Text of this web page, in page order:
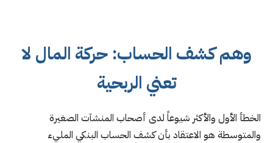
وهم كشف الحساب: حركة المال لا
تعني الربحية
الخطأ الأول والأكثر شيوعاً لدى أصحاب المنشآت الصغيرة
والمتوسطة هو الاعتقاد بأن كشف الحساب البنكي المليء